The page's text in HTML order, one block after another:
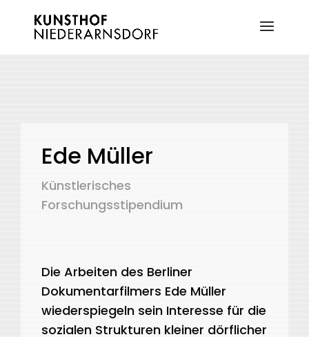
Ede Müller
Künstlerisches
Forschungsstipendium
Die Arbeiten des Berliner
Dokumentarfilmers Ede Müller
wiederspiegeln sein Interesse für die
sozialen Strukturen kleiner dörflicher